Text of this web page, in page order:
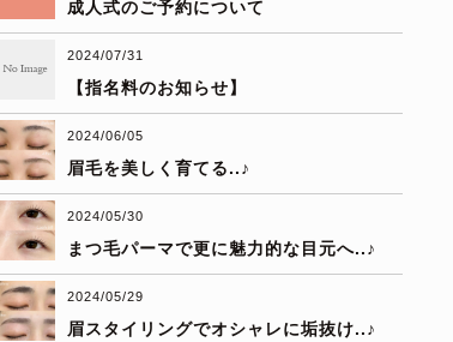
成人式のご予約について
2024/07/31
【指名料のお知らせ】
2024/06/05
眉毛を美しく育てる..♪
2024/05/30
まつ毛パーマで更に魅力的な目元へ..♪
2024/05/29
眉スタイリングでオシャレに垢抜け..♪